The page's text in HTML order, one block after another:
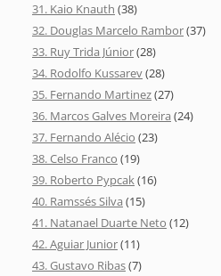
31. Kaio Knauth (38)
32. Douglas Marcelo Rambor(37)
33. Ruy Trida Júnior(28)
34. Rodolfo Kussarev(28)
35. Fernando Martinez(27)
36. Marcos Galves Moreira (24)
37. Fernando Alécio (23)
38. Celso Franco (19)
39. Roberto Pypcak(16)
40. Ramssés Silva (15)
41. Natanael Duarte Neto (12)
42. Aguiar Junior(11)
43. Gustavo Ribas(7)